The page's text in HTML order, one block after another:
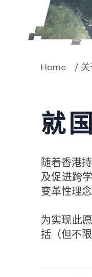
Home /
就
随着香港
及促进跨
变革性理
为实现此
括（但不